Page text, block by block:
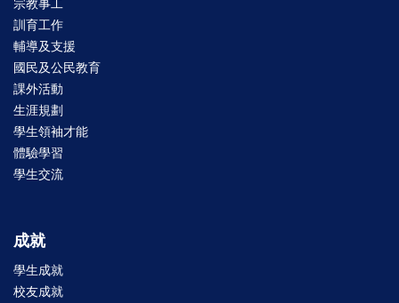
宗教事工
訓育工作
輔導及支援
國民及公民教育
課外活動
生涯規劃
學生領袖才能
體驗學習
學生交流
成就
學生成就
校友成就